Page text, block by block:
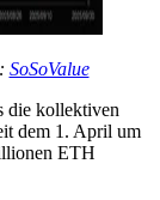
SoSoValue
die kollektiven
dem 1. April um
ETH